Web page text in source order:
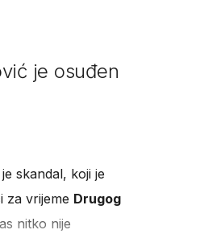
je osuđen
skandal, koji je
za vrijeme Drugog
nitko nije